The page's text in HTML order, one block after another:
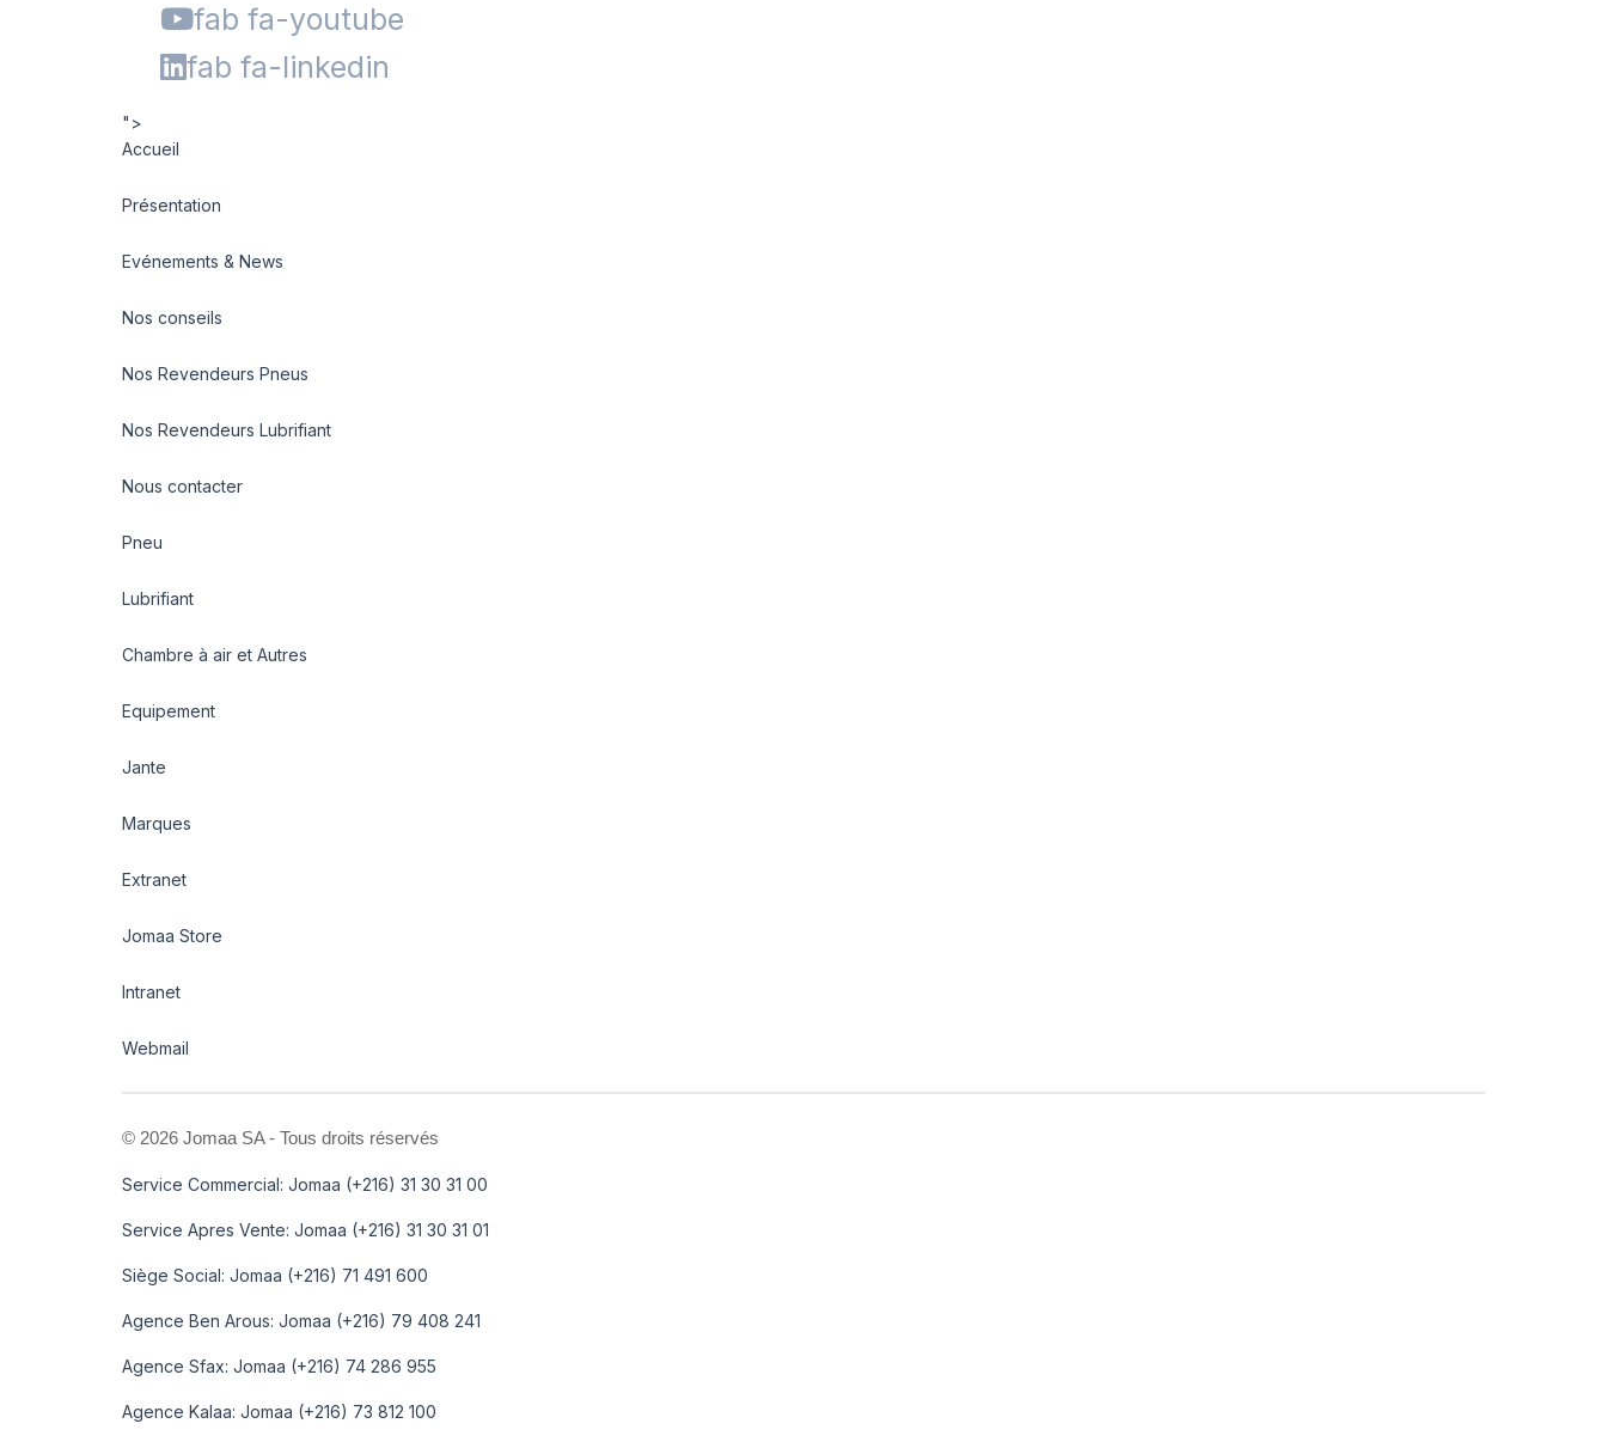
fab fa-youtube
fab fa-linkedin
">
Accueil
Présentation
Evénements & News
Nos conseils
Nos Revendeurs Pneus
Nos Revendeurs Lubrifiant
Nous contacter
Pneu
Lubrifiant
Chambre à air et Autres
Equipement
Jante
Marques
Extranet
Jomaa Store
Intranet
Webmail
© 2026 Jomaa SA - Tous droits réservés
Service Commercial: Jomaa (+216) 31 30 31 00
Service Apres Vente: Jomaa (+216) 31 30 31 01
Siège Social: Jomaa (+216) 71 491 600
Agence Ben Arous: Jomaa (+216) 79 408 241
Agence Sfax: Jomaa (+216) 74 286 955
Agence Kalaa: Jomaa (+216) 73 812 100